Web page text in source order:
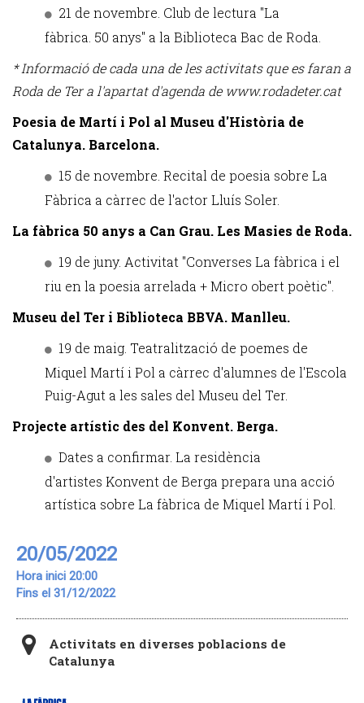
21 de novembre. Club de lectura "La
fàbrica. 50 anys" a la Biblioteca Bac de Roda.
* Informació de cada una de les activitats que es faran a
Roda de Ter a l'apartat d'agenda de www.rodadeter.cat
Poesia de Martí i Pol al Museu d'Història de
Catalunya. Barcelona.
15 de novembre. Recital de poesia sobre La
Fàbrica a càrrec de l'actor Lluís Soler.
La fàbrica 50 anys a Can Grau. Les Masies de Roda.
19 de juny. Activitat "Converses La fàbrica i el
riu en la poesia arrelada + Micro obert poètic".
Museu del Ter i Biblioteca BBVA. Manlleu.
19 de maig. Teatralització de poemes de
Miquel Martí i Pol a càrrec d'alumnes de l'Escola
Puig-Agut a les sales del Museu del Ter.
Projecte artístic des del Konvent. Berga.
Dates a confirmar. La residència
d'artistes Konvent de Berga prepara una acció
artística sobre La fàbrica de Miquel Martí i Pol.
20/05/2022
Hora inici 20:00
Fins el 31/12/2022
Activitats en diverses poblacions de
Catalunya